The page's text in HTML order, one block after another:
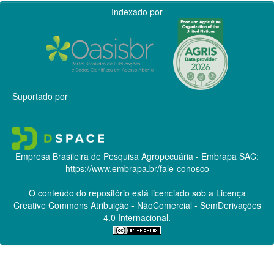
Indexado por
Suportado por
Empresa Brasileira de Pesquisa Agropecuária - Embrapa SAC:
https://www.embrapa.br/fale-conosco
O conteúdo do repositório está licenciado sob a Licença
Creative CommonsAtribuição - NãoComercial - SemDerivações
4.0 Internacional.